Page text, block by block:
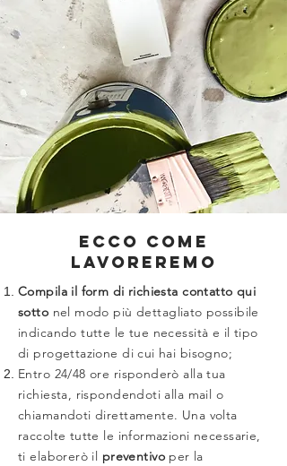
ecco come
lavoreremo
Compila il form di richiesta contatto qui
sotto nel modo più dettagliato possibile
indicando tutte le tue necessità e il tipo
di progettazione di cui hai bisogno;
Entro 24/48 ore risponderò alla tua
richiesta, rispondendoti alla mail o
chiamandoti direttamente. Una volta
raccolte tutte le informazioni necessarie,
ti elaborerò il preventivoper la